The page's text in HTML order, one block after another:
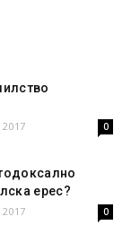
0
ерес?
0